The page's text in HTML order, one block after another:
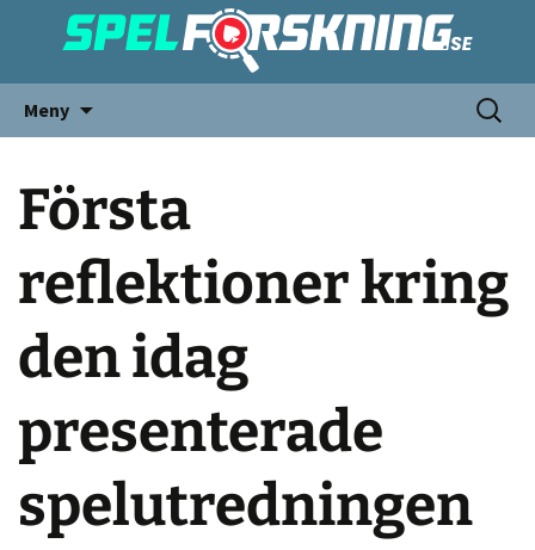
Meny
Första
reflektioner kring
den idag
presenterade
spelutredningen